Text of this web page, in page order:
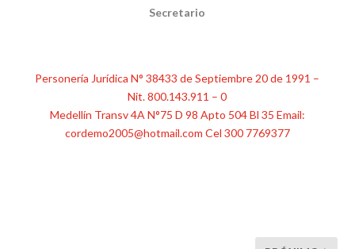
Secretario
Personería Jurídica N° 38433 de Septiembre 20 de 1991 –
Nit. 800.143.911 – 0
Medellín Transv 4A N°75 D 98 Apto 504 Bl 35 Email:
cordemo2005@hotmail.com Cel 300 7769377